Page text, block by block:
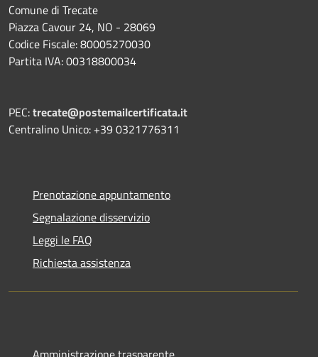
Comune di Trecate
Piazza Cavour 24, NO - 28069
Codice Fiscale: 80005270030
Partita IVA: 00318800034
PEC:trecate@postemailcertificata.it
Centralino Unico: +39 0321776311
Prenotazione appuntamento
Segnalazione disservizio
Leggi le FAQ
Richiesta assistenza